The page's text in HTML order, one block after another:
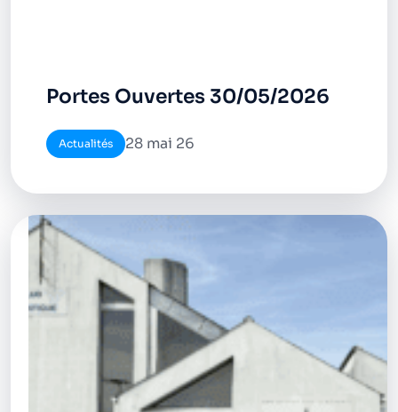
Portes Ouvertes 30/05/2026
Actualités 28 mai 26